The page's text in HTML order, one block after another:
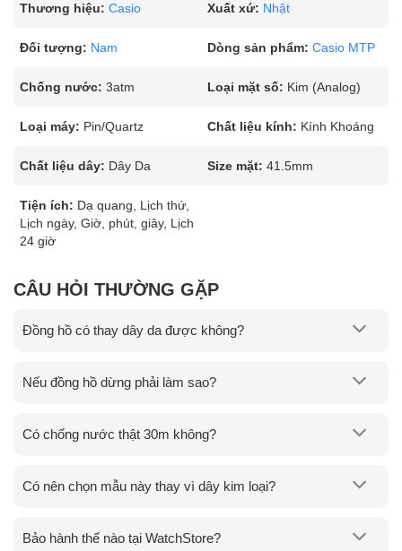
Thương hiệu: Casio Xuất xứ: Nhật
Đối tượng: Nam Dòng sản phẩm: Casio MTP
Chống nước: 3atm Loại mặt số: Kim (Analog)
Loại máy: Pin/Quartz Chất liệu kính: Kính Khoáng
Chất liệu dây: Dây Da Size mặt: 41.5mm
Tiện ích: Dạ quang, Lịch thứ,
Lịch ngày, Giờ, phút, giây, Lịch
24 giờ
CÂU HỎI THƯỜNG GẶP
Đồng hồ có thay dây da được không?
Nếu đồng hồ dừng phải làm sao?
Có chống nước thật 30m không?
Có nên chọn mẫu này thay vì dây kim loại?
Bảo hành thế nào tại WatchStore?